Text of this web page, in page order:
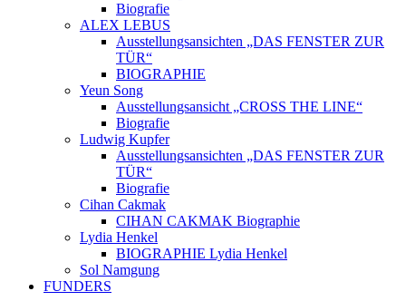
Biografie
ALEX LEBUS
Ausstellungsansichten „DAS FENSTER ZUR
TÜR“
BIOGRAPHIE
Yeun Song
Ausstellungsansicht „CROSS THE LINE“
Biografie
Ludwig Kupfer
Ausstellungsansichten „DAS FENSTER ZUR
TÜR“
Biografie
Cihan Cakmak
CIHAN CAKMAK Biographie
Lydia Henkel
BIOGRAPHIE Lydia Henkel
Sol Namgung
FUNDERS